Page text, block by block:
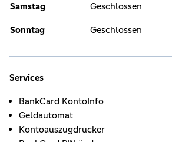
Samstag Geschlossen
Sonntag Geschlossen
Services
BankCard KontoInfo
Geldautomat
Kontoauszugdrucker